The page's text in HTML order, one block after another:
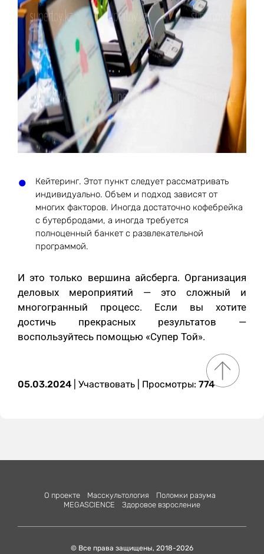
Кейтеринг. Этот пункт следует рассматривать
индивидуально. Объем и подход зависят от
многих факторов. Иногда достаточно кофебрейка
с бутербродами, а иногда требуется
полноценный банкет с развлекательной
программой.
И это только вершина айсберга. Организация
деловых мероприятий — это сложный и
многогранный процесс. Если вы хотите
достичь прекрасных результатов —
воспользуйтесь помощью «Супер Той».
05.03.2024 Участвовать | Просмотры: 774
О проекте Масскультология
Поломки разума
MEGASCIENСE
Здоровое взросление
© Все права защищены, 2018-2026